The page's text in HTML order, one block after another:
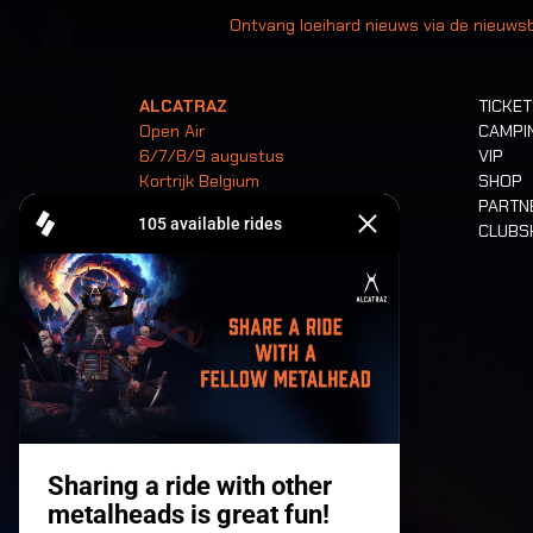
Ontvang loeihard nieuws via de
ALCATRAZ
Open Air
6/7/8/9 augustus
Kortrijk Belgium
Tickets
VIP
SHOP